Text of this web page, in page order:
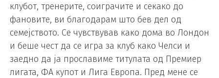
клубот, тренерите, соиграчите и секако до
фановите, ви благодарам што бев дел од
семејството. Се чувствував како дома во Лондон
и беше чест да се игра за клуб како Челси и
заедно да ја прославиме титулата од Премиер
лигата, ФА купот и Лига Европа. Пред мене се